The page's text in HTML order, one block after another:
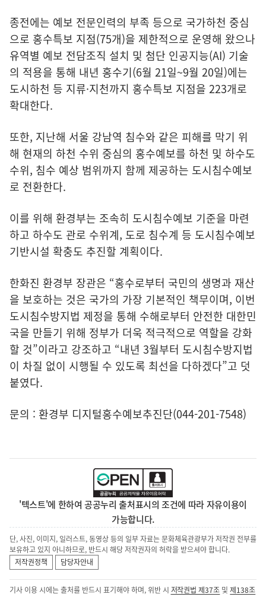
종전에는 예보 전문인력의 부족 등으로 국가하천 중심
으로 홍수특보 지점(75개)을 제한적으로 운영해 왔으나
유역별 예보 전담조직 설치 및 첨단 인공지능(AI) 기술
의 적용을 통해 내년 홍수기(6월 21일~9월 20일)에는
도시하천 등 지류·지천까지 홍수특보 지점을 223개로
확대한다.
또한, 지난해 서울 강남역 침수와 같은 피해를 막기 위
해 현재의 하천 수위 중심의 홍수예보를 하천 및 하수도
수위, 침수 예상 범위까지 함께 제공하는 도시침수예보
로 전환한다.
이를 위해 환경부는 조속히 도시침수예보 기준을 마련
하고 하수도 관로 수위계, 도로 침수계 등 도시침수예보
기반시설 확충도 추진할 계획이다.
한화진 환경부 장관은 “홍수로부터 국민의 생명과 재산
을 보호하는 것은 국가의 가장 기본적인 책무이며, 이번
도시침수방지법 제정을 통해 수해로부터 안전한 대한민
국을 만들기 위해 정부가 더욱 적극적으로 역할을 강화
할 것”이라고 강조하고 “내년 3월부터 도시침수방지법
이 차질 없이 시행될 수 있도록 최선을 다하겠다”고 덧
붙였다.
문의 : 환경부 디지털홍수예보추진단(044-201-7548)
'텍스트'에 한하여 공공누리 출처표시의 조건에 따라 자유이용이
가능합니다.
단, 사진, 이미지, 일러스트, 동영상 등의 일부 자료는 문화체육관광부가 저작권 전부를
보유하고 있지 아니하므로, 반드시 해당 저작권자의 허락을 받으셔야 합니다.
저작권정책
담당자안내
기사 이용 시에는 출처를 반드시 표기해야 하며, 위반 시 저작권법 제37조 및제138조